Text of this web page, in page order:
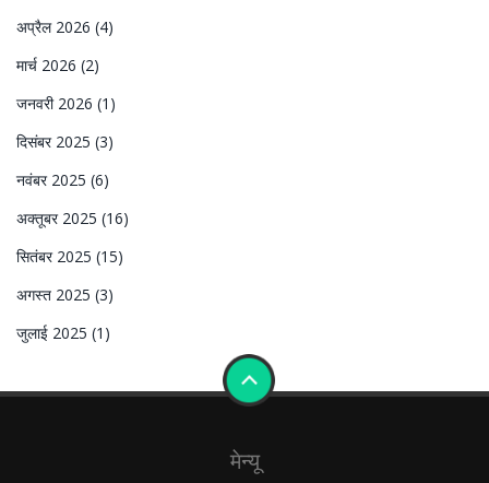
अप्रैल 2026 (4)
मार्च 2026 (2)
जनवरी 2026 (1)
दिसंबर 2025 (3)
नवंबर 2025 (6)
अक्तूबर 2025 (16)
सितंबर 2025 (15)
अगस्त 2025 (3)
जुलाई 2025 (1)
मेन्यू